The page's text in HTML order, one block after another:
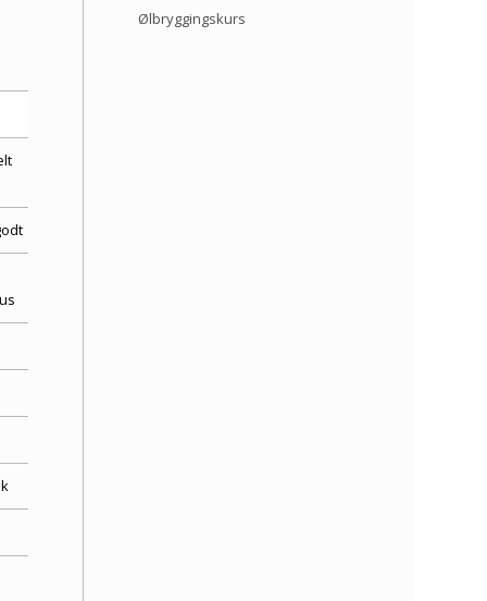
Ølbryggingskurs